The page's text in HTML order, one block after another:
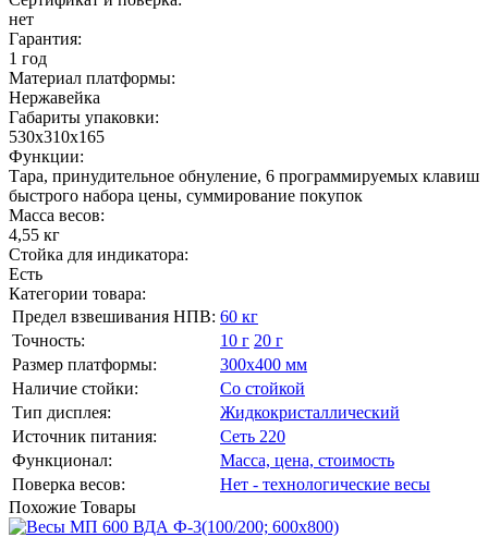
нет
Гарантия:
1 год
Материал платформы:
Нержавейка
Габариты упаковки:
530х310х165
Функции:
Тара, принудительное обнуление, 6 программируемых клавиш
быстрого набора цены, суммирование покупок
Масса весов:
4,55 кг
Стойка для индикатора:
Есть
Категории товара:
Предел взвешивания НПВ: 60 кг
Точность:
10 г 20 г
Размер платформы:
300х400 мм
Наличие стойки:
Со стойкой
Тип дисплея:
Жидкокристаллический
Источник питания:
Сеть 220
Функционал:
Масса, цена, стоимость
Поверка весов:
Нет - технологические весы
Похожие Товары